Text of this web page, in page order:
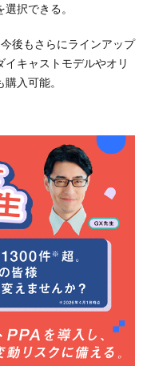
択できる。
後もさらにラインアップ
キャストモデルやオリ
入可能。